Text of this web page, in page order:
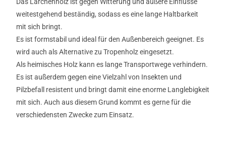
weitestgehend beständig, sodass es eine lange Haltbarkeit
mit sich bringt.
Es ist formstabil und ideal für den Außenbereich geeignet. Es
wird auch als Alternative zu Tropenholz eingesetzt.
Als heimisches Holz kann es lange Transportwege verhindern.
Es ist außerdem gegen eine Vielzahl von Insekten und
Pilzbefall resistent und bringt damit eine enorme Langlebigkeit
mit sich. Auch aus diesem Grund kommt es gerne für die
verschiedensten Zwecke zum Einsatz.